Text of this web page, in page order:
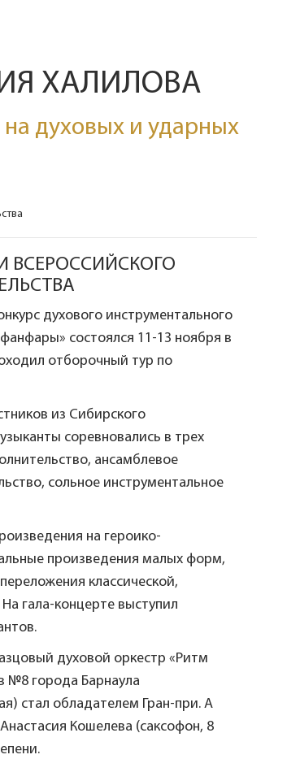
ХАЛИЛОВА
духовых и ударных
ВСЕРОССИЙСКОГО
духового инструментального
состоялся 11-13 ноября в
отборочный тур по
из Сибирского
соревновались в трех
ансамблевое
сольное инструментальное
на героико-
произведения малых форм,
классической,
гала-концерте выступил
духовой оркестр «Ритм
№8 города Барнаула
стал обладателем Гран-при. А
Кошелева (саксофон, 8